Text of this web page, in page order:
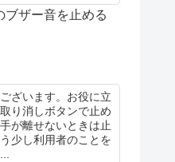
ブザー音を止める
ざいます。お役に立
り消しボタンで止め
が離せないときは止
少し利用者のことを